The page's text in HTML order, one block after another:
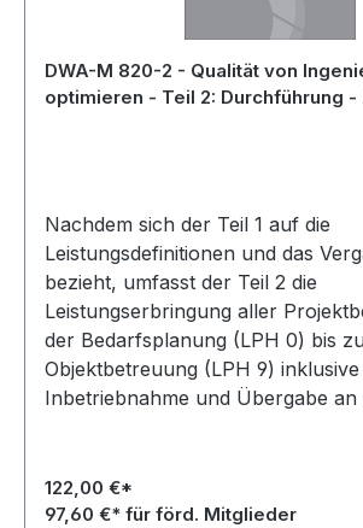
DWA-M 820-2 - Qualität von
optimieren - Teil 2: Durchführung -
Nachdem sich der Teil 1 auf die
Leistungsdefinitionen und das
bezieht, umfasst der Teil 2 die
Leistungserbringung aller
der Bedarfsplanung (LPH 0) bis
Objektbetreuung (LPH 9) inklusive
Inbetriebnahme und Übergabe an
122,00 €*
97,60 €* für förd. Mitglieder